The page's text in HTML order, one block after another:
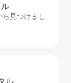
見つけまし